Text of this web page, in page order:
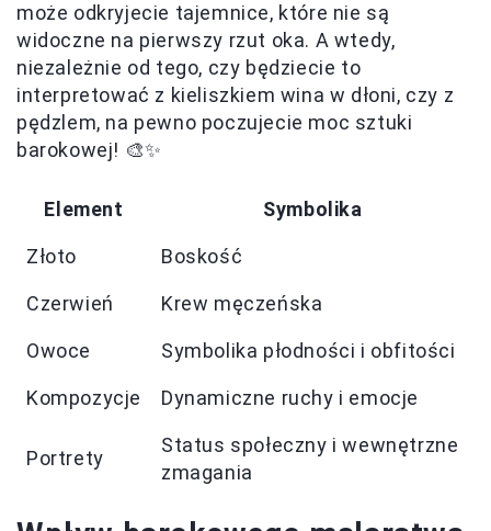
może odkryjecie tajemnice, które nie są
widoczne na pierwszy rzut oka. A wtedy,
niezależnie od tego, czy będziecie to
interpretować z kieliszkiem wina w dłoni, czy z
pędzlem, na pewno poczujecie moc sztuki
barokowej! 🎨✨
Element Symbolika
Złoto Boskość
Czerwień Krew męczeńska
Owoce Symbolika płodności i obfitości
Kompozycje Dynamiczne ruchy i emocje
Portrety
Status społeczny i wewnętrzne
zmagania